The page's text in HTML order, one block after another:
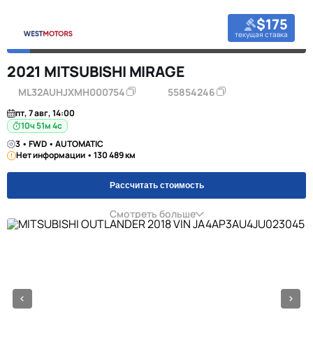
$175
текущая ставка
2021 MITSUBISHI MIRAGE
ML32AUHJXMH000754 55854246
пт, 7 авг, 14:00
10ч 51м 3с
3 • FWD • AUTOMATIC
Нет информации • 130 489 км
Рассчитать стоимость
Смотреть больше